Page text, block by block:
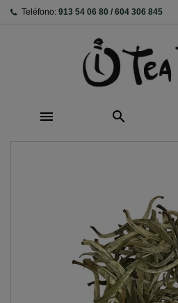
Teléfono: 913 54 06 80 / 604 306 845
 